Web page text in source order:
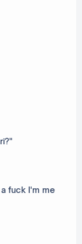
fuck I'm me